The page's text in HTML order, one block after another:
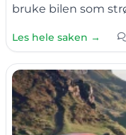
bruke bilen som
Les hele saken →